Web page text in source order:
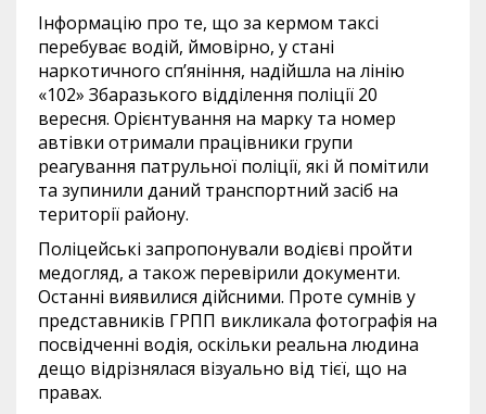
Інформацію про те, що за кермом таксі
перебуває водій, ймовірно, у стані
наркотичного сп’яніння, надійшла на лінію
«102» Збаразького відділення поліції 20
вересня. Орієнтування на марку та номер
автівки отримали працівники групи
реагування патрульної поліції, які й помітили
та зупинили даний транспортний засіб на
території району.
Поліцейські запропонували водієві пройти
медогляд, а також перевірили документи.
Останні виявилися дійсними. Проте сумнів у
представників ГРПП викликала фотографія на
посвідченні водія, оскільки реальна людина
дещо відрізнялася візуально від тієї, що на
правах.